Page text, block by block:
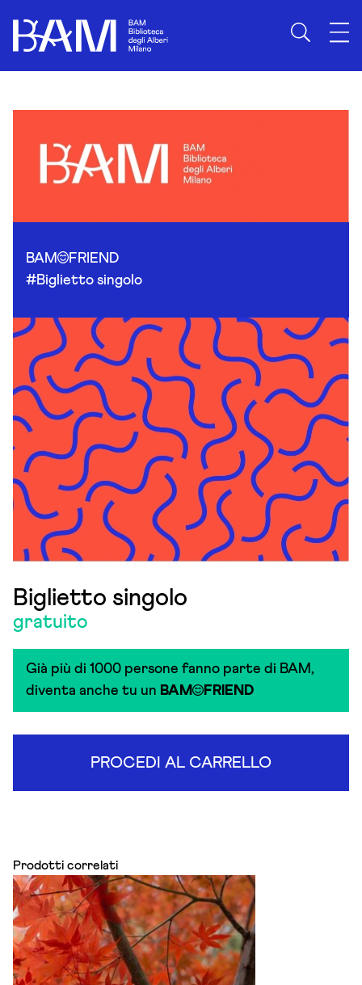
BAM
FRIEND
#Biglietto singolo
Biglietto singolo
gratuito
Già più di 1000 persone fanno parte di BAM,
diventa anche tu un BAM FRIEND
PROCEDI AL CARRELLO
Prodotti correlati